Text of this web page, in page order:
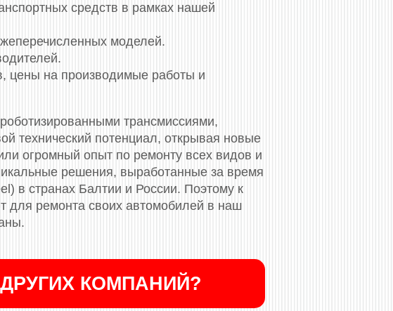
средств в рамках нашей
моделей.
цены на производимые работы и
трансмиссиями,
технический потенциал, открывая новые
огромный опыт по ремонту всех видов и
решения, выработанные за время
в странах Балтии и России. Поэтому к
для ремонта своих автомобилей в наш
КОМПАНИЙ?